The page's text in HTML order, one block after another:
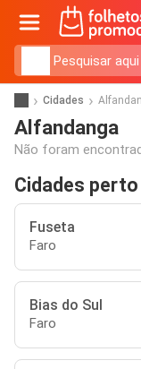
Cidades
Alfandanga
Não foram
Cidades
Fuseta
Faro
Bias do Sul
Faro